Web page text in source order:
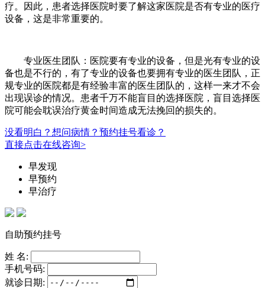
疗。因此，患者选择医院时要了解这家医院是否有专业的医疗
设备，这是非常重要的。
专业医生团队：医院要有专业的设备，但是光有专业的设
备也是不行的，有了专业的设备也要拥有专业的医生团队，正
规专业的医院都是有经验丰富的医生团队的，这样一来才不会
出现误诊的情况。患者千万不能盲目的选择医院，盲目选择医
院可能会耽误治疗黄金时间造成无法挽回的损失的。
没看明白？想问病情？预约挂号看诊？
直接点击在线咨询>
早发现
早预约
早治疗
自助预约挂号
姓 名:
手机号码:
就诊日期: